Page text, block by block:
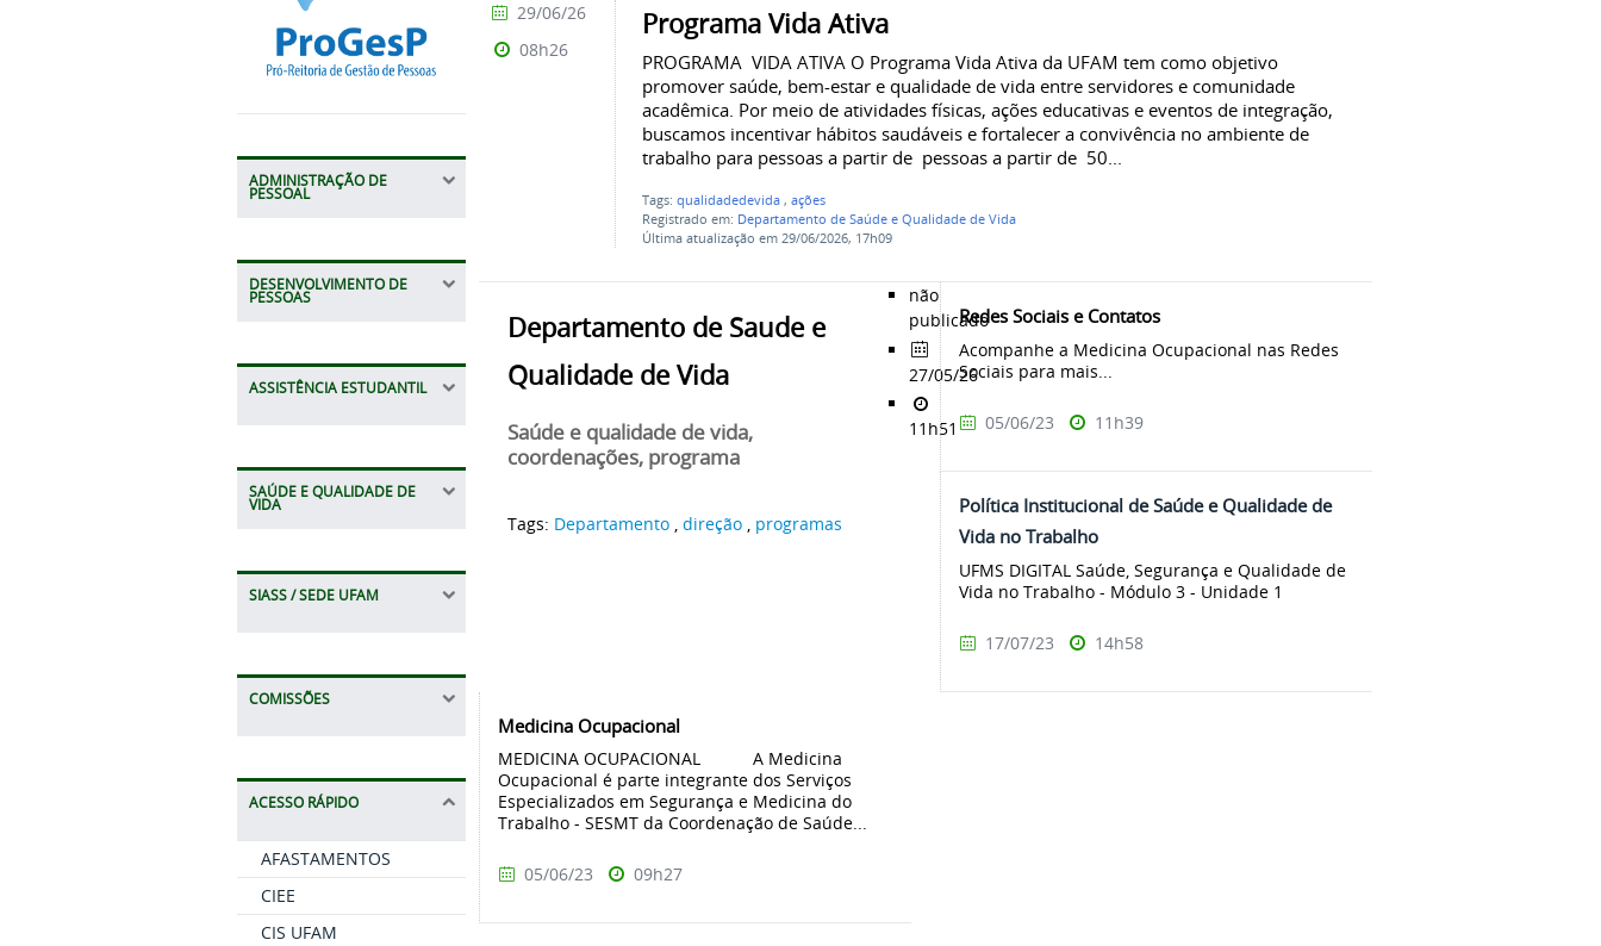
ADMINISTRAÇÃO DE
PESSOAL
DESENVOLVIMENTO DE
PESSOAS
ASSISTÊNCIA ESTUDANTIL
SAÚDE E QUALIDADE DE
VIDA
SIASS / SEDE UFAM
COMISSÕES
ACESSO RÁPIDO
AFASTAMENTOS
CIEE
CIS UFAM
Programa Vida Ativa
PROGRAMA VIDA ATIVA O Programa Vida Ativa da UFAM tem como objetivo
promover saúde, bem-estar e qualidade de vida entre servidores e comunidade
acadêmica. Por meio de atividades físicas, ações educativas e eventos de integração,
buscamos incentivar hábitos saudáveis e fortalecer a convivência no ambiente de
trabalho para pessoas a partir de pessoas a partir de 50...
Tags:qualidadedevida , ações
Registrado em: Departamento de Saúde e Qualidade de Vida
Última atualização em 29/06/2026, 17h09
29/06/26
08h26
Departamento de Saude e
Qualidade de Vida
Saúde e qualidade de vida,
coordenações, programa
Tags: Departamento , direção , programas
não
publicado
27/05/26
11h51
Redes Sociais e Contatos
Acompanhe a Medicina Ocupacional nas Redes
Sociais para mais...
05/06/23 11h39
Política Institucional de Saúde e Qualidade de
Vida no Trabalho
UFMS DIGITAL Saúde, Segurança e Qualidade de
Vida no Trabalho - Módulo 3 - Unidade 1
17/07/23 14h58
Medicina Ocupacional
MEDICINA OCUPACIONAL A Medicina
Ocupacional é parte integrante dos Serviços
Especializados em Segurança e Medicina do
Trabalho - SESMT da Coordenação de Saúde...
05/06/23 09h27